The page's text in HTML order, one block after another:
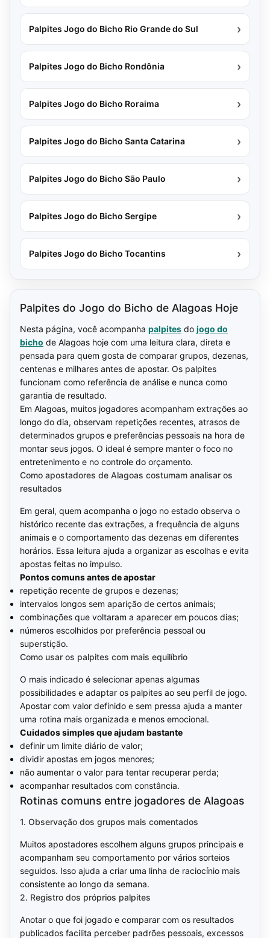
Palpites Jogo do Bicho Rio Grande do Sul ›
Palpites Jogo do Bicho Rondônia ›
Palpites Jogo do Bicho Roraima ›
Palpites Jogo do Bicho Santa Catarina ›
Palpites Jogo do Bicho São Paulo ›
Palpites Jogo do Bicho Sergipe ›
Palpites Jogo do Bicho Tocantins ›
Palpites do Jogo do Bicho de Alagoas Hoje
Nesta página, você acompanha palpites do jogo do
bicho de Alagoas hoje com uma leitura clara, direta e
pensada para quem gosta de comparar grupos, dezenas,
centenas e milhares antes de apostar. Os palpites
funcionam como referência de análise e nunca como
garantia de resultado.
Em Alagoas, muitos jogadores acompanham extrações ao
longo do dia, observam repetições recentes, atrasos de
determinados grupos e preferências pessoais na hora de
montar seus jogos. O ideal é sempre manter o foco no
entretenimento e no controle do orçamento.
Como apostadores de Alagoas costumam analisar os
resultados
Em geral, quem acompanha o jogo no estado observa o
histórico recente das extrações, a frequência de alguns
animais e o comportamento das dezenas em diferentes
horários. Essa leitura ajuda a organizar as escolhas e evita
apostas feitas no impulso.
Pontos comuns antes de apostar
repetição recente de grupos e dezenas;
intervalos longos sem aparição de certos animais;
combinações que voltaram a aparecer em poucos dias;
números escolhidos por preferência pessoal ou
superstição.
Como usar os palpites com mais equilíbrio
O mais indicado é selecionar apenas algumas
possibilidades e adaptar os palpites ao seu perfil de jogo.
Apostar com valor definido e sem pressa ajuda a manter
uma rotina mais organizada e menos emocional.
Cuidados simples que ajudam bastante
definir um limite diário de valor;
dividir apostas em jogos menores;
não aumentar o valor para tentar recuperar perda;
acompanhar resultados com constância.
Rotinas comuns entre jogadores de Alagoas
1. Observação dos grupos mais comentados
Muitos apostadores escolhem alguns grupos principais e
acompanham seu comportamento por vários sorteios
seguidos. Isso ajuda a criar uma linha de raciocínio mais
consistente ao longo da semana.
2. Registro dos próprios palpites
Anotar o que foi jogado e comparar com os resultados
publicados facilita perceber padrões pessoais, excessos